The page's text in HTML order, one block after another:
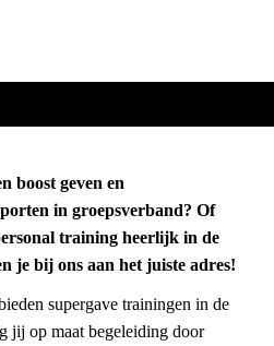
boost geven en
in groepsverband? Of
training heerlijk in de
je bij ons aan het juiste adres!
supergave trainingen in de
jij op maat begeleiding door